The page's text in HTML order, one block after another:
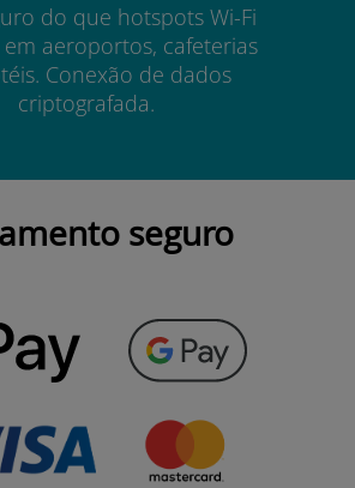
do que hotspots Wi-Fi
aeroportos, cafeterias
Conexão de dados
criptografada.
seguro